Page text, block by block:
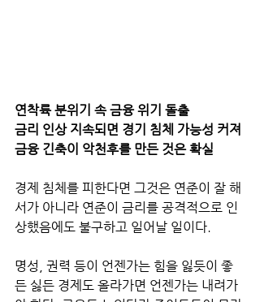
연착륙 분위기 속 금융 위기 돌출
금리 인상 지속되면 경기 침체 가능성 커져
금융 긴축이 악천후를 만든 것은 확실
경제 침체를 피한다면 그것은 연준이 잘 해
서가 아니라 연준이 금리를 공격적으로 인
상했음에도 불구하고 일어날 일이다.
명성, 권력 등이 언젠가는 힘을 잃듯이 좋
든 싫든 경제도 올라가면 언젠가는 내려가